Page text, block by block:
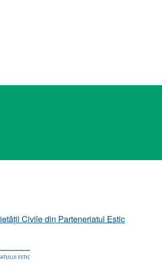
Civile din Parteneriatul Estic